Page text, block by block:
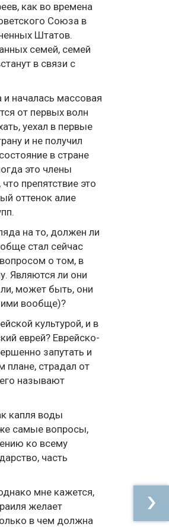
как во времена
Союза в
Штатов.
семей, семей
в связи с
началась массовая
от первых волн
уехал в первые
и не получил
в стране
это члены
препятствие это
оттенок алие
на то, должен ли
стал сейчас
о том, в
Являются ли они
может быть, они
вообще)?
культурой, и в
еврей? Еврейско-
запутать и
плане, страдал от
называют
капля воды
самые вопросы,
ко всему
часть
мне кажется,
желает
в чем должна